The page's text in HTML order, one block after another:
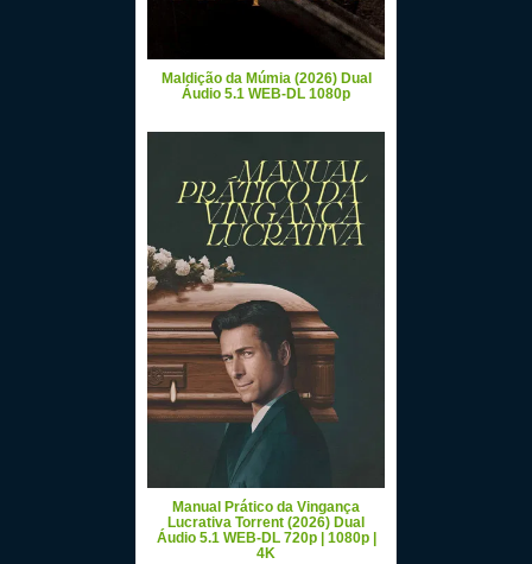
Maldição da Múmia (2026) Dual
Áudio 5.1 WEB-DL 1080p
Manual Prático da Vingança
Lucrativa Torrent (2026) Dual
Áudio 5.1 WEB-DL 720p | 1080p |
4K